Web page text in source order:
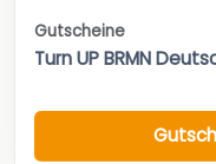
Gutscheine
Turn UP BRMN